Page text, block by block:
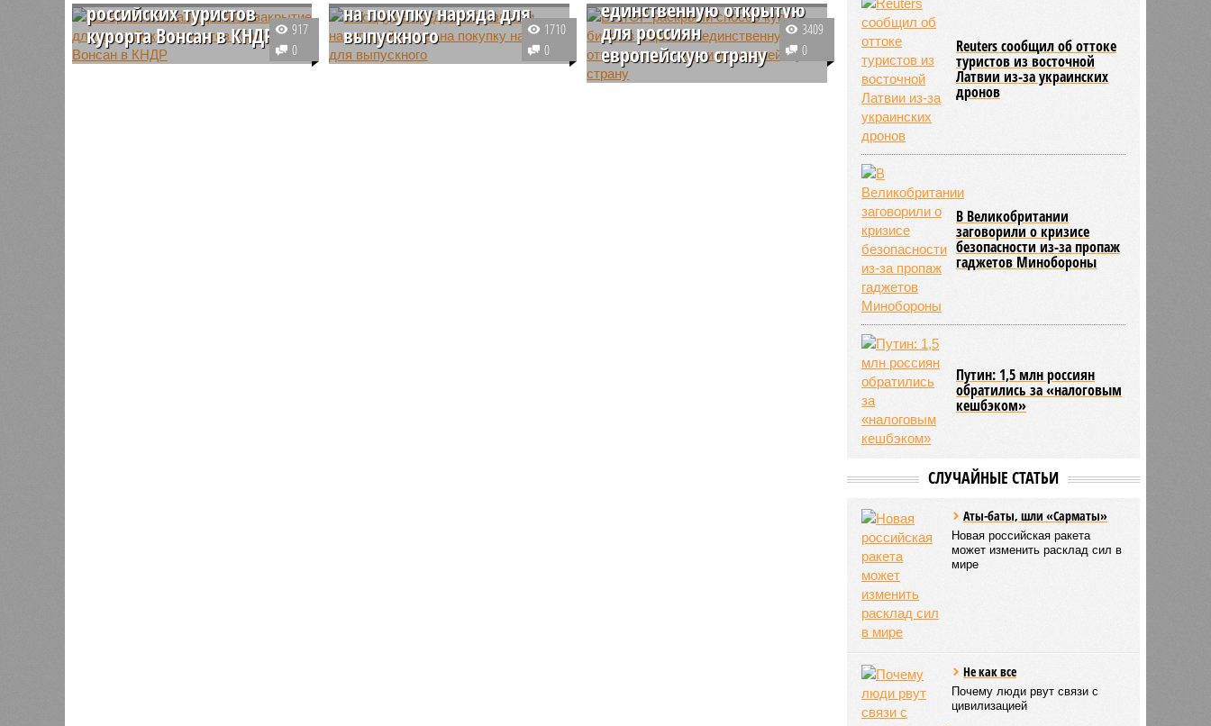
российских туристов
курорта Вонсан в КНДР
Официальный представитель
917
0
на покупку наряда для
выпускного
По словам вице-спикера
1710
0
единственную открытую
для россиян
европейскую страну
Россиянам рассказали, как
3409
0
Reuters сообщил об оттоке
туристов из восточной
Латвии из-за украинских
дронов
В Великобритании
заговорили о кризисе
безопасности из-за пропаж
гаджетов Минобороны
Путин: 1,5 млн россиян
обратились за «налоговым
кешбэком»
СЛУЧАЙНЫЕ СТАТЬИ
Аты-баты, шли «Сарматы»
Новая российская ракета
может изменить расклад сил в
мире
Не как все
Почему люди рвут связи с
цивилизацией